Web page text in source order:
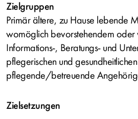
Zielgruppen
Primär ältere, zu Hause lebende
womöglich bevorstehendem oder
Informations-, Beratungs- und
pflegerischen und
pflegende/betreuende
Zielsetzungen